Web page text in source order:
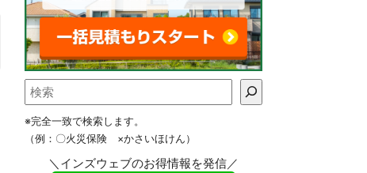
※完全一致で検索します。
（例：〇火災保険 ×かさいほけん）
＼インズウェブのお得情報を発信／